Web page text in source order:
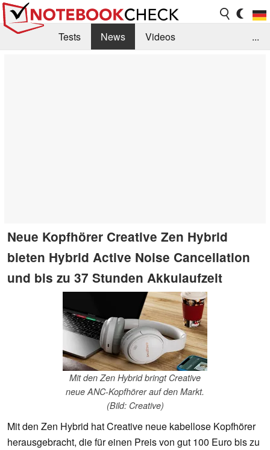
Tests News
Videos
...
Neue Kopfhörer Creative Zen Hybrid
bieten Hybrid Active Noise Cancellation
und bis zu 37 Stunden Akkulaufzeit
Mit den Zen Hybrid bringt Creative
neue ANC-Kopfhörer auf den Markt.
(Bild: Creative)
Mit den Zen Hybrid hat Creative neue kabellose Kopfhörer
herausgebracht, die für einen Preis von gut 100 Euro bis zu